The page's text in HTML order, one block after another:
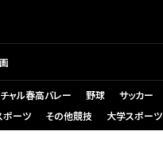
ャル春高バレー 野球 サッカー
ポーツ その他競技 大学スポーツ